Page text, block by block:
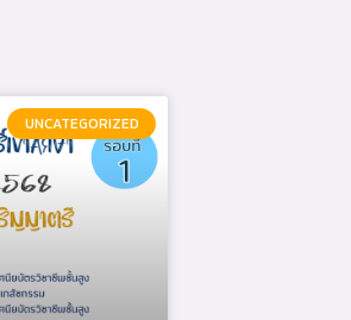
UNCATEGORIZED